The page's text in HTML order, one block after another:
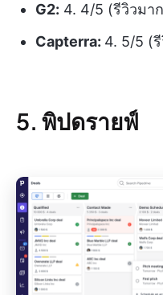
G2: 4. 4/5 (รีวิวมา
Capterra: 4. 5/5 (
5. พิปดรายฟ์